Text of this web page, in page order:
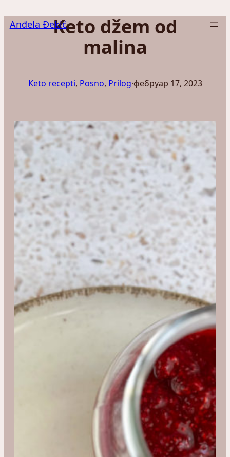
на
Anđela ĐekićKeto džem od
malina
Keto recepti, Posno, Prilog·фебруар 17, 2023